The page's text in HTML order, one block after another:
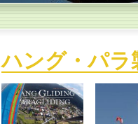
ハング・パラ